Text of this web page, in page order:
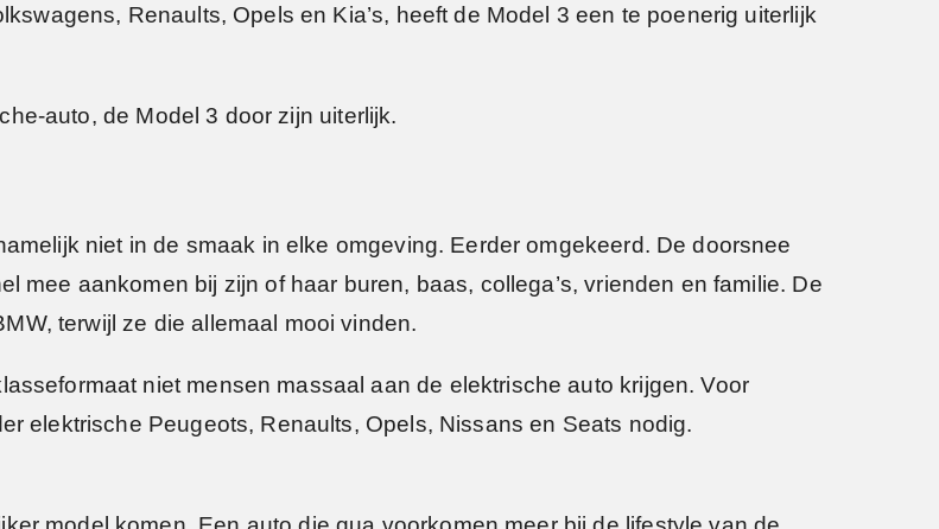
Renaults, Opels en Kia’s, heeft de Model 3 een te poenerig uiterlijk
auto, de Model 3 door zijn uiterlijk.
niet in de smaak in elke omgeving. Eerder omgekeerd. De doorsnee
mee aankomen bij zijn of haar buren, baas, collega’s, vrienden en familie. De
terwijl ze die allemaal mooi vinden.
niet mensen massaal aan de elektrische auto krijgen. Voor
elektrische Peugeots, Renaults, Opels, Nissans en Seats nodig.